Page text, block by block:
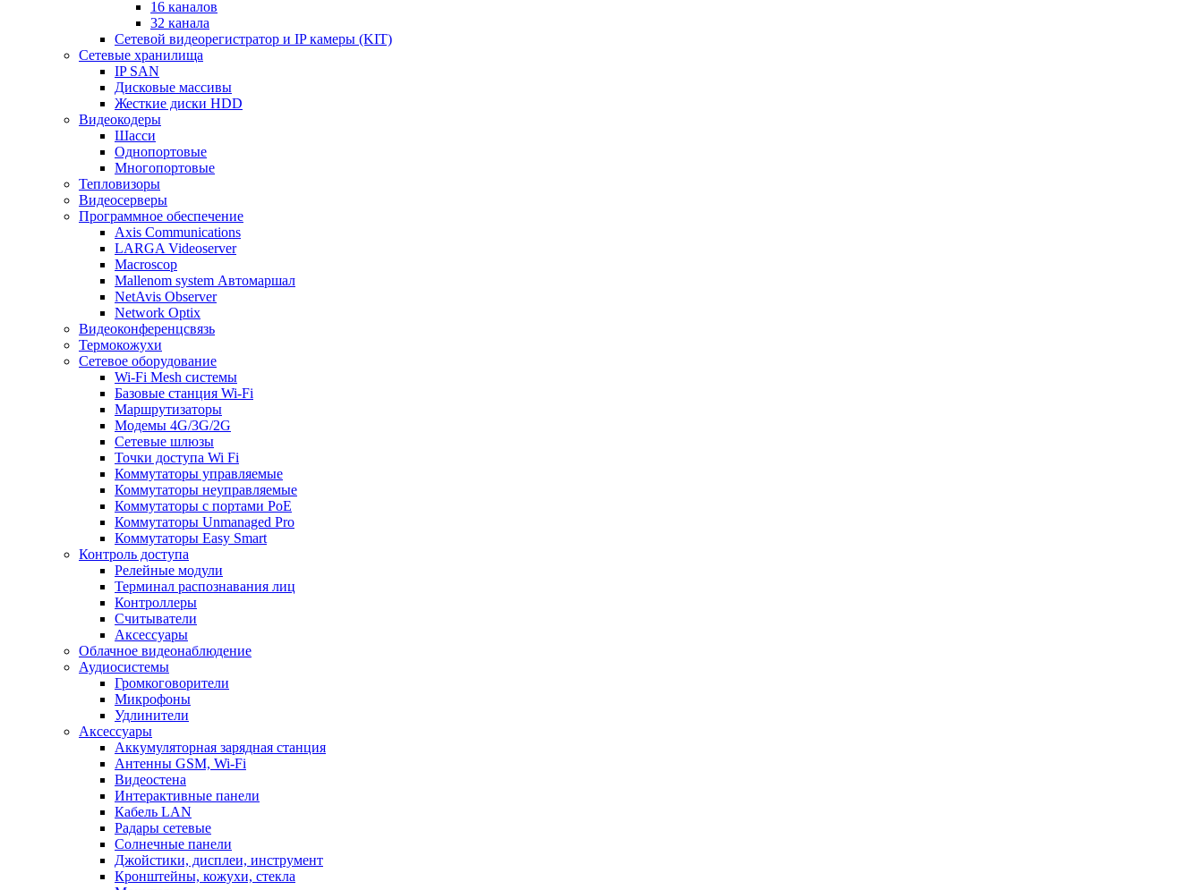
16 каналов
32 канала
Сетевой видеорегистратор и IP камеры (KIT)
Сетевые хранилища
IP SAN
Дисковые массивы
Жесткие диски HDD
Видеокодеры
Шасси
Однопортовые
Многопортовые
Тепловизоры
Видеосерверы
Программное обеспечение
Axis Communications
LARGA Videoserver
Macroscop
Mallenom system Автомаршал
NetAvis Observer
Network Optix
Видеоконференцсвязь
Термокожухи
Сетевое оборудование
Wi-Fi Mesh системы
Базовые станция Wi-Fi
Маршрутизаторы
Модемы 4G/3G/2G
Сетевые шлюзы
Точки доступа Wi Fi
Коммутаторы управляемые
Коммутаторы неуправляемые
Коммутаторы с портами PoE
Коммутаторы Unmanaged Pro
Коммутаторы Easy Smart
Контроль доступа
Релейные модули
Терминал распознавания лиц
Контроллеры
Считыватели
Аксессуары
Облачное видеонаблюдение
Аудиосистемы
Громкоговорители
Микрофоны
Удлинители
Аксессуары
Аккумуляторная зарядная станция
Антенны GSM, Wi-Fi
Видеостена
Интерактивные панели
Кабель LAN
Радары сетевые
Солнечные панели
Джойстики, дисплеи, инструмент
Кронштейны, кожухи, стекла